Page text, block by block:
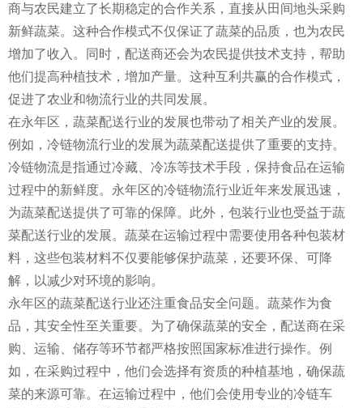
商与农民建立了长期稳定的合作关系，直接从田间地头采购
新鲜蔬菜。这种合作模式不仅保证了蔬菜的品质，也为农民
增加了收入。同时，配送商还会为农民提供技术支持，帮助
他们提高种植技术，增加产量。这种互利共赢的合作模式，
促进了农业和物流行业的共同发展。
在永年区，蔬菜配送行业的发展也带动了相关产业的发展。
例如，冷链物流行业的发展为蔬菜配送提供了重要的支持。
冷链物流是指通过冷藏、冷冻等技术手段，保持食品在运输
过程中的新鲜度。永年区的冷链物流行业近年来发展迅速，
为蔬菜配送提供了可靠的保障。此外，包装行业也受益于蔬
菜配送行业的发展。蔬菜在运输过程中需要使用各种包装材
料，这些包装材料不仅要能够保护蔬菜，还要环保、可降
解，以减少对环境的影响。
永年区的蔬菜配送行业还注重食品安全问题。蔬菜作为食
品，其安全性至关重要。为了确保蔬菜的安全，配送商在采
购、运输、储存等环节都严格按照国家标准进行操作。例
如，在采购过程中，他们会选择有资质的种植基地，确保蔬
菜的来源可靠。在运输过程中，他们会使用专业的冷链车